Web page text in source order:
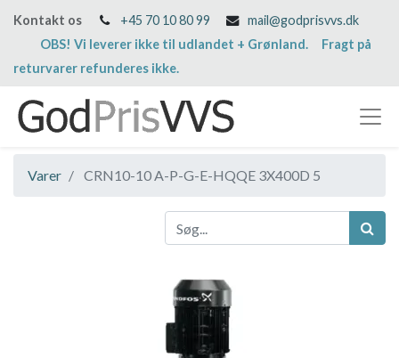
Kontakt os +45 70 10 80 99
mail@godprisvvs.dk
OBS! Vi leverer ikke til udlandet + Grønland. Fragt på
returvarer refunderes ikke.
Varer CRN10-10 A-P-G-E-HQQE 3X400D 5